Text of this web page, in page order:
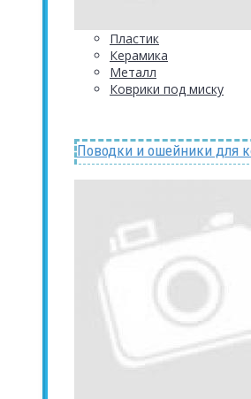
Пластик
Керамика
Металл
Коврики под миску
Поводки и ошейники для